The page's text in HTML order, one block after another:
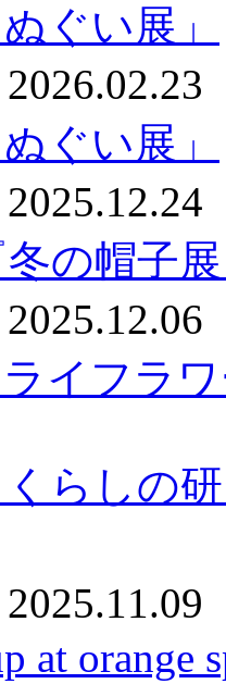
ぐい展」
ぐい展」
冬の帽子
イフラ
らしの
at orange